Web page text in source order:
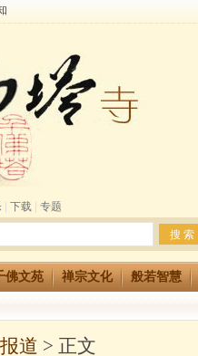
祖坛经》
年招生简章
冥阳两利普渡群蒙盂兰盆
招生简章
殊胜华严法会 快快同享富贵庄严海
下载 专题
佛文苑 禅宗文化 般若智慧
道 > 正文